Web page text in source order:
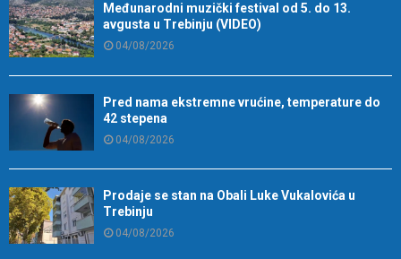
Međunarodni muzički festival od 5. do 13.
avgusta u Trebinju (VIDEO)
04/08/2026
Pred nama ekstremne vrućine, temperature do
42 stepena
04/08/2026
Prodaje se stan na Obali Luke Vukalovića u
Trebinju
04/08/2026